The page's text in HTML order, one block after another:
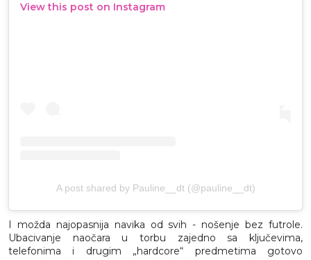
View this post on Instagram
A post shared by Pauline__dt (@pauline__dt)
I možda najopasnija navika od svih - nošenje bez futrole.
Ubacivanje naočara u torbu zajedno sa ključevima,
telefonima i drugim „hardcore“ predmetima gotovo